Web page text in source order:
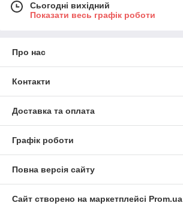
Сьогодні вихідний
Показати весь графік роботи
Про нас
Контакти
Доставка та оплата
Графік роботи
Повна версія сайту
Сайт створено на маркетплейсі Prom.ua